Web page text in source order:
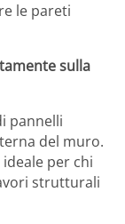
le pareti
sulla
pannelli
del muro.
per chi
strutturali